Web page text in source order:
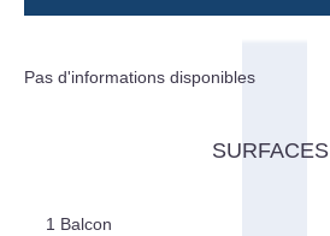
Pas d'informations disponibles
SURFACES
1 Balcon